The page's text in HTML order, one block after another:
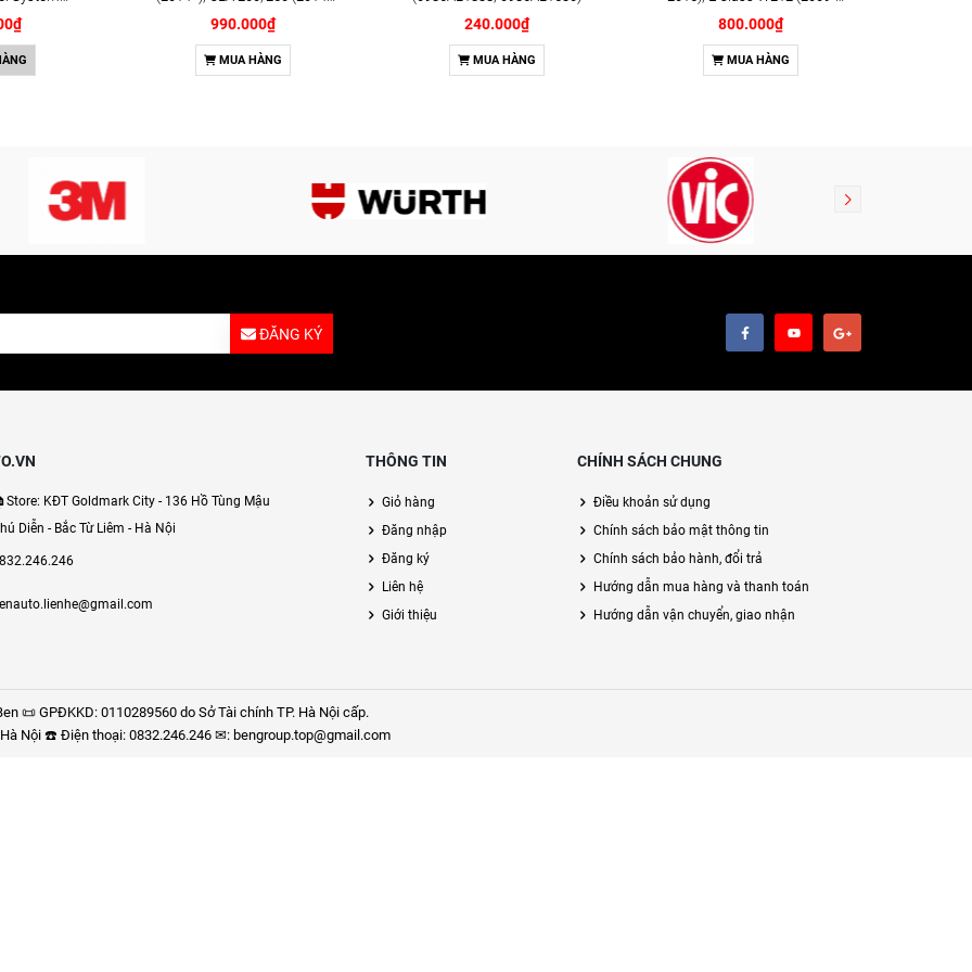
(08813)
2019) chính hãng Bosch
(1987435505)
990.000₫
MUA HÀNG
240.000₫
MUA HÀNG
2016); SLK (2011-2015) chính
hãng Bosch (F026400134)
800.000₫
MUA HÀNG
ĐĂNG KÝ
KĐT Goldmark City - 136 Hồ Tùng Mậu
Diễn - Bắc Từ Liêm - Hà Nội
THÔNG TIN
Giỏ hàng
Đăng nhập
Đăng ký
Liên hệ
Giới thiệu
CHÍNH SÁCH CHUNG
Điều khoản sử dụng
Chính sách bảo mật thông tin
Chính sách bảo hành, đổi trả
Hướng dẫn mua hàng và thanh toán
Hướng dẫn vận chuyển, giao nhận
📜 GPĐKKD: 0110289560 do Sở Tài chính TP. Hà Nội cấp.
Nội ☎️ Điện thoại: 0832.246.246 ✉: bengroup.top@gmail.com